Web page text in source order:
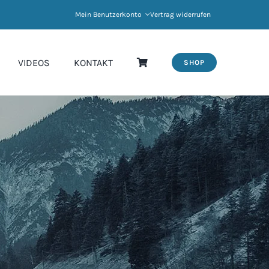
Mein Benutzerkonto Vertrag widerrufen
VIDEOS KONTAKT SHOP